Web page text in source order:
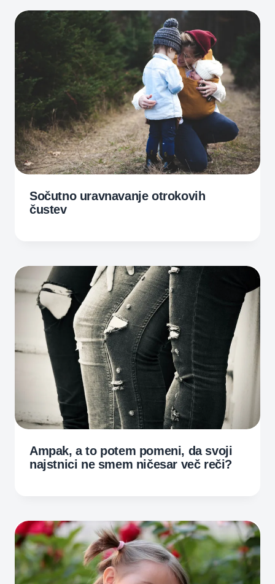
Sočutno uravnavanje otrokovih
čustev
Ampak, a to potem pomeni, da svoji
najstnici ne smem ničesar več reči?